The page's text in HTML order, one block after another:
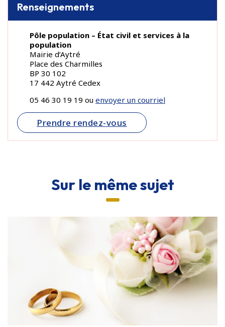
Renseignements
Pôle population – État civil et services à la
population
Mairie d’Aytré
Place des Charmilles
BP 30 102
17 442 Aytré Cedex
05 46 30 19 19 ou envoyer un courriel
Prendre rendez-vous
Sur le même sujet